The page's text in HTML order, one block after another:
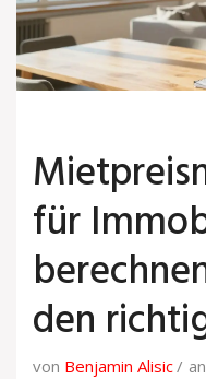
für
den
von Benjamin Alisic